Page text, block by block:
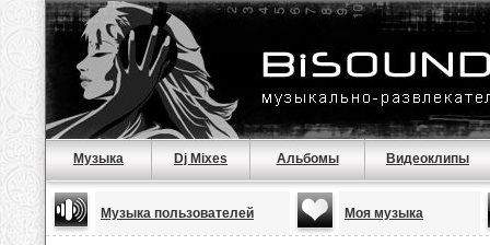
Музыка Dj Mixes Альбомы Видеоклипы
Музыка пользователей Моя музыка